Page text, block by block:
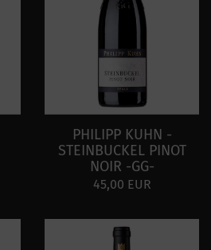
PHILIPP KUHN -
STEINBUCKEL PINOT
NOIR -GG-
45,00 EUR